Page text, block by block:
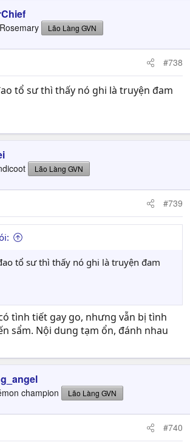
Lão Làng GVN
#738
tổ sư thì thấy nó ghi là truyện đam
Lão Làng GVN
#739
tổ sư thì thấy nó ghi là truyện đam
tình tiết gay go, nhưng vẫn bị tình
sẩm. Nội dung tạm ổn, đánh nhau
champion Lão Làng GVN
#740